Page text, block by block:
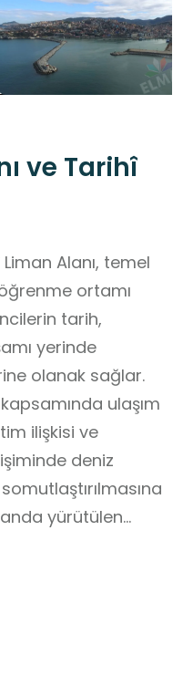
ve Tarihî
Alanı, temel
ortamı
tarih,
yerinde
olanak sağlar.
ulaşım
ilişkisi ve
deniz
yürütülen
yük
ve Fen